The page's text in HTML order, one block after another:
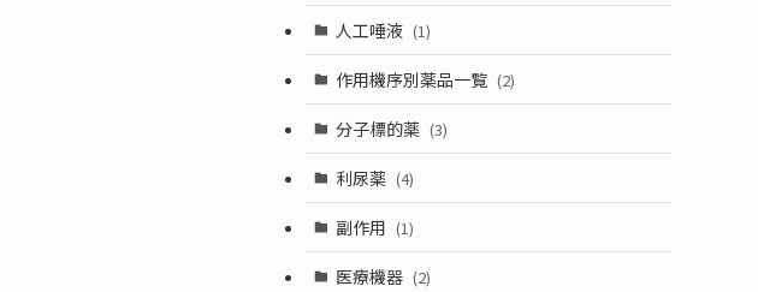
人工唾液 (1)
作用機序別薬品一覧 (2)
分子標的薬 (3)
利尿薬 (4)
副作用 (1)
医療機器 (2)